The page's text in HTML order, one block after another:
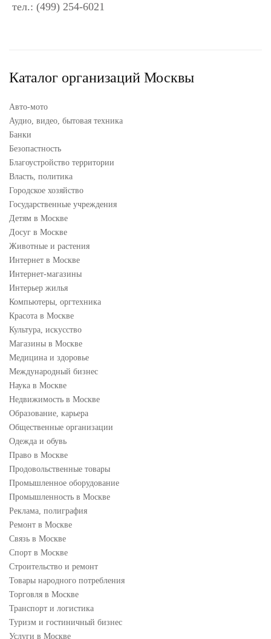
тел.: (499) 254-6021
Каталог организаций Москвы
Авто-мото
Аудио, видео, бытовая техника
Банки
Безопастность
Благоустройство территории
Власть, политика
Городское хозяйство
Государственные учреждения
Детям в Москве
Досуг в Москве
Животные и растения
Интернет в Москве
Интернет-магазины
Интерьер жилья
Компьютеры, оргтехника
Красота в Москве
Культура, искусство
Магазины в Москве
Медицина и здоровье
Международный бизнес
Наука в Москве
Недвижимость в Москве
Образование, карьера
Общественные организации
Одежда и обувь
Право в Москве
Продовольственные товары
Промышленное оборудование
Промышленность в Москве
Реклама, полиграфия
Ремонт в Москве
Связь в Москве
Спорт в Москве
Строительство и ремонт
Товары народного потребления
Торговля в Москве
Транспорт и логистика
Туризм и гостиничный бизнес
Услуги в Москве